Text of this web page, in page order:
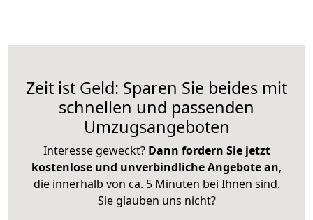
Zeit ist Geld: Sparen Sie beides mit
schnellen und passenden
Umzugsangeboten
Interesse geweckt? Dann fordern Sie jetzt
kostenlose und unverbindliche Angebote an,
die innerhalb von ca. 5 Minuten bei Ihnen sind.
Sie glauben uns nicht?